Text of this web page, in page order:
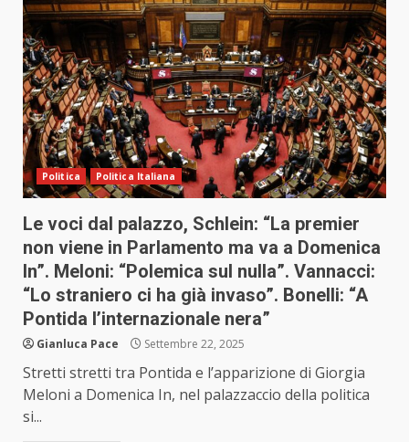
Politica Politica Italiana
Le voci dal palazzo, Schlein: “La premier
non viene in Parlamento ma va a Domenica
In”. Meloni: “Polemica sul nulla”. Vannacci:
“Lo straniero ci ha già invaso”. Bonelli: “A
Pontida l’internazionale nera”
Gianluca Pace Settembre 22, 2025
Stretti stretti tra Pontida e l’apparizione di Giorgia
Meloni a Domenica In, nel palazzaccio della politica
si...